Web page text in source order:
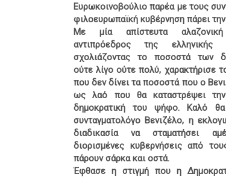
Ευρωκοινοβούλιο παρέα με τους
φιλοευρωπαϊκή κυβέρνηση πάρει
Με μία απίστευτα
αντιπρόεδρος της ελληνικής
σχολιάζοντας το ποσοστά των
ούτε λίγο ούτε πολύ, χαρακτήρισε
που δεν δίνει τα ποσοστά που ο
ως λαό που θα καταστρέψει
δημοκρατική του ψήφο. Καλό
συνταγματολόγο Βενιζέλο, η
διαδικασία να σταματήσει
διορισμένες κυβερνήσεις από
πάρουν σάρκα και οστά.
Έφθασε η στιγμή που η